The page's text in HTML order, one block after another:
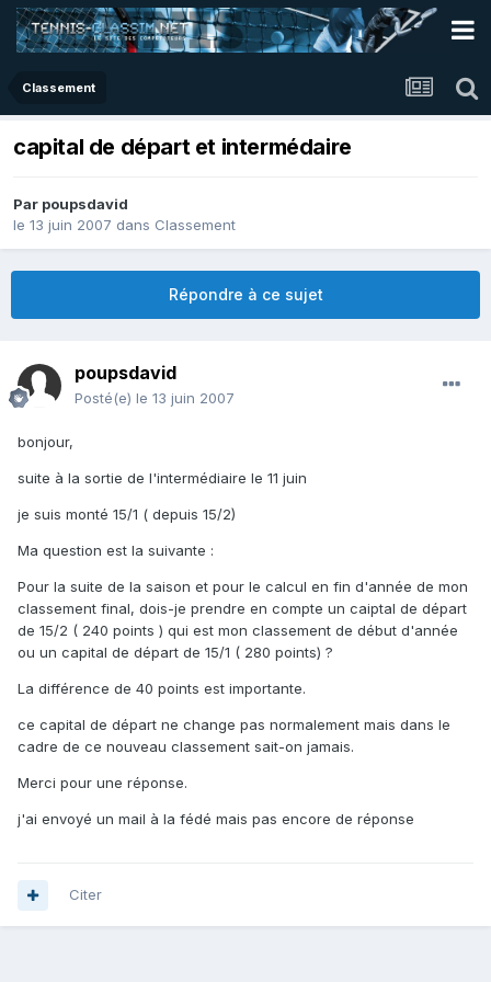
Classement
capital de départ et intermédaire
Par poupsdavid
le 13 juin 2007 dans Classement
Répondre à ce sujet
poupsdavid
Posté(e) le 13 juin 2007
bonjour,
suite à la sortie de l'intermédiaire le 11 juin
je suis monté 15/1 ( depuis 15/2)
Ma question est la suivante :
Pour la suite de la saison et pour le calcul en fin d'année de mon
classement final, dois-je prendre en compte un caiptal de départ
de 15/2 ( 240 points ) qui est mon classement de début d'année
ou un capital de départ de 15/1 ( 280 points) ?
La différence de 40 points est importante.
ce capital de départ ne change pas normalement mais dans le
cadre de ce nouveau classement sait-on jamais.
Merci pour une réponse.
j'ai envoyé un mail à la fédé mais pas encore de réponse
Citer